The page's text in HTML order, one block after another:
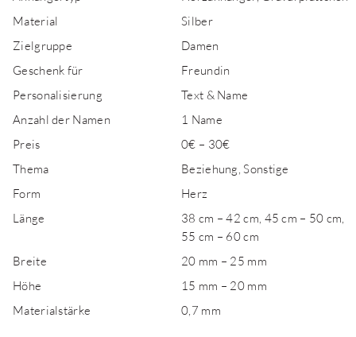
Material
Silber
Zielgruppe
Damen
Geschenk für
Freundin
Personalisierung
Text & Name
Anzahl der Namen
1 Name
Preis
0€ – 30€
Thema
Beziehung, Sonstige
Form
Herz
Länge
38 cm – 42 cm, 45 cm – 50 cm,
55 cm – 60 cm
Breite
20 mm – 25 mm
Höhe
15 mm – 20 mm
Materialstärke
0,7 mm